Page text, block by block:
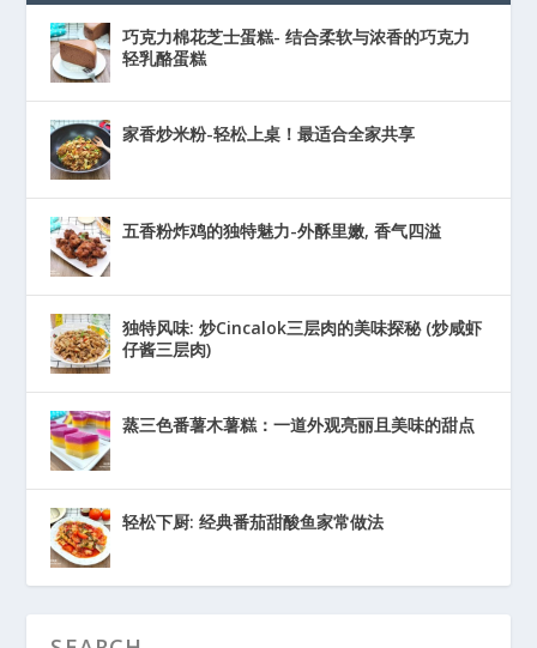
巧克力棉花芝士蛋糕- 结合柔软与浓香的巧克力
轻乳酪蛋糕
家香炒米粉-轻松上桌！最适合全家共享
五香粉炸鸡的独特魅力-外酥里嫩, 香气四溢
独特风味: 炒Cincalok三层肉的美味探秘 (炒咸虾
仔酱三层肉)
蒸三色番薯木薯糕：一道外观亮丽且美味的甜点
轻松下厨: 经典番茄甜酸鱼家常做法